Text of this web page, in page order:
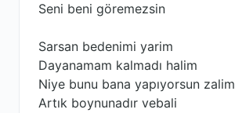
Seni beni göremezsin
Sarsan bedenimi yarim
Dayanamam kalmadı halim
Niye bunu bana yapıyorsun zalim
Artık boynunadır vebali